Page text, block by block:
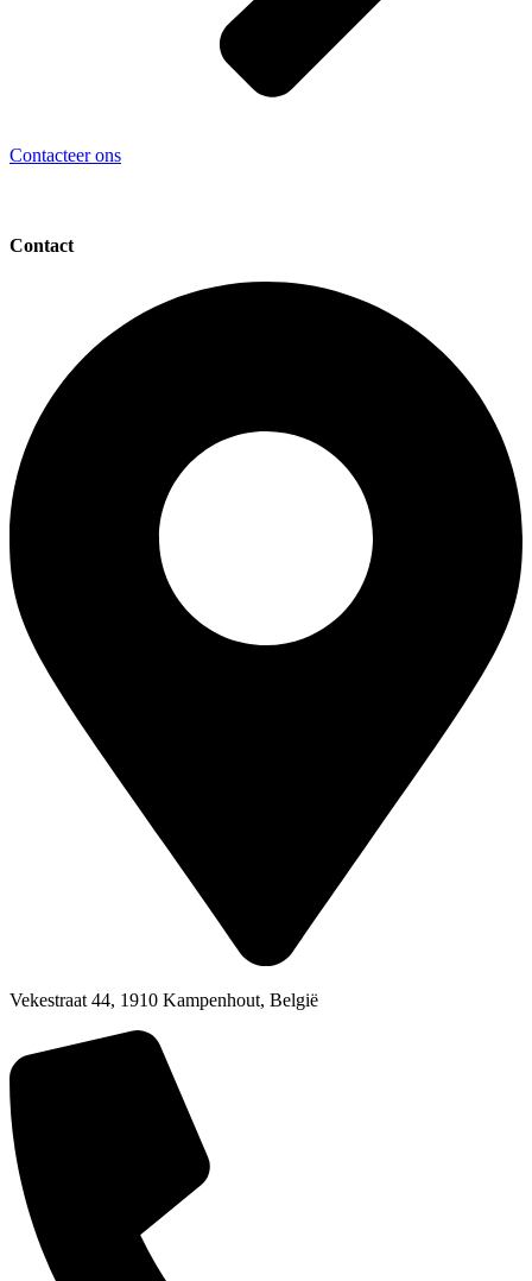
Contacteer ons
Contact
Vekestraat 44, 1910 Kampenhout, België